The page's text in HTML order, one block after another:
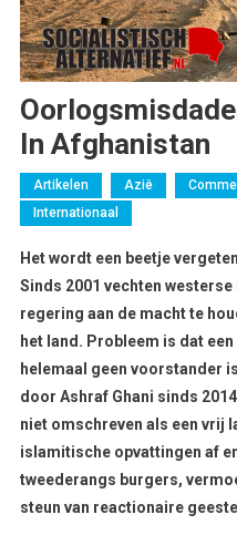
In Afghanistan
Artikelen Azië
Internationaal
Het wordt een beetje
Sinds 2001 vechten
regering aan de macht te
het land. Probleem is dat
helemaal geen voorstander
door Ashraf Ghani sinds
niet omschreven als een vrij
islamitische opvattingen af
tweederangs burgers,
steun van reactionaire